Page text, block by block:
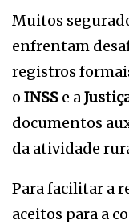
Muitos
enfrentam
registros
o INSS e a
documentos
da atividade
Para facilitar a
aceitos para a